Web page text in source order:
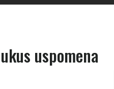
uspomena